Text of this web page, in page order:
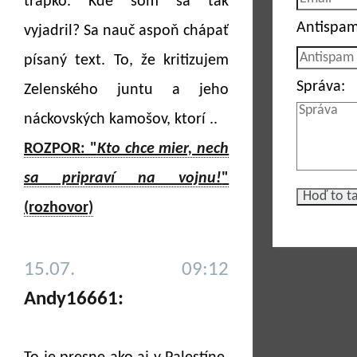
vyjadril? Sa nauč aspoň chápať
písaný text. To, že kritizujem
Zelenského juntu a jeho
náckovských kamošov, ktorí ..
ROZPOR: "Kto chce mier, nech
sa pripraví na vojnu!"
(rozhovor)
15.07. 09:12
Andy16661:
Správa: